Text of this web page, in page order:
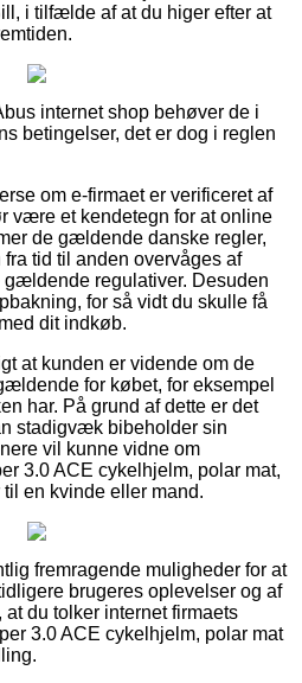
i tilfælde af at du higer efter at
internet shop behøver de i
betingelser, det er dog i reglen
om e-firmaet er verificeret af
være et kendetegn for at online
de gældende danske regler,
tid til anden overvåges af
gældende regulativer. Desuden
for så vidt du skulle få
dit indkøb.
at kunden er vidende om de
for købet, for eksempel
har. På grund af dette er det
stadigvæk bibeholder sin
vil kunne vidne om
3.0 ACE cykelhjelm, polar mat,
en kvinde eller mand.
fremragende muligheder for at
brugeres oplevelser og af
du tolker internet firmaets
3.0 ACE cykelhjelm, polar mat